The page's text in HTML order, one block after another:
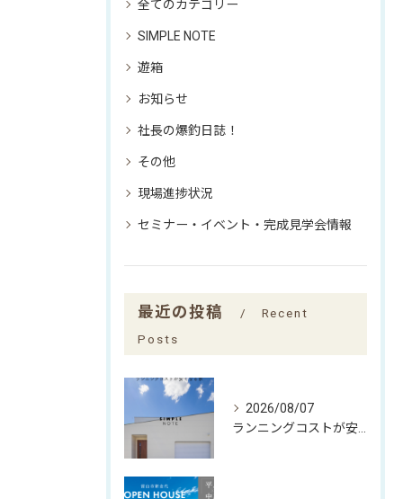
全てのカテゴリー
SIMPLE NOTE
遊箱
お知らせ
社長の爆釣日誌！
その他
現場進捗状況
セミナー・イベント・完成見学会情報
最近の投稿
Recent
Posts
2026/08/07